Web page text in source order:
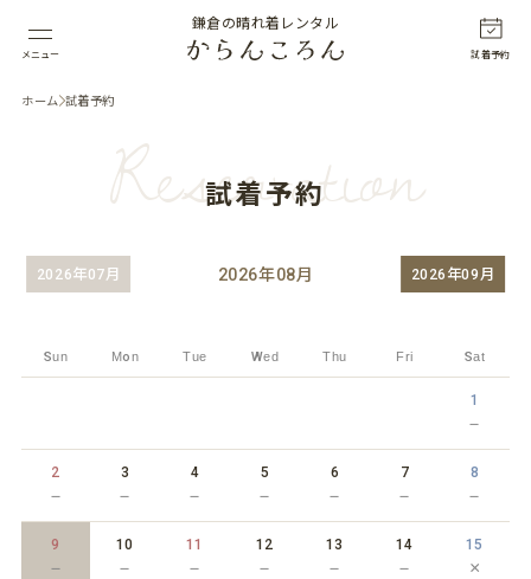
メニュー
鎌倉の晴れ着レンタル
試着予約
ホーム 試着予約
Reservation
試着予約
2026年08月
2026年07月 2026年09月
Sun Mon Tue Wed Thu Fri Sat
1
－
2
－
3
－
4
－
5
－
6
－
7
－
8
－
9
－
10
－
11
－
12
－
13
－
14
－
15
×